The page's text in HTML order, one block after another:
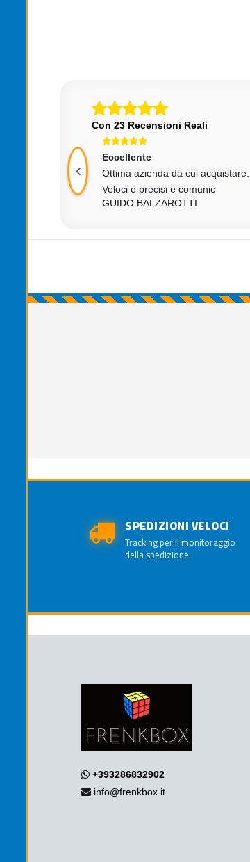
Con 23 Recensioni Reali
Eccellente
Ottima azienda da cui acquistare.
Veloci e precisi e comunic
GUIDO BALZAROTTI
SPEDIZIONI VELOCI
Tracking per il monitoraggio
della spedizione.
+393286832902
info@frenkbox.it